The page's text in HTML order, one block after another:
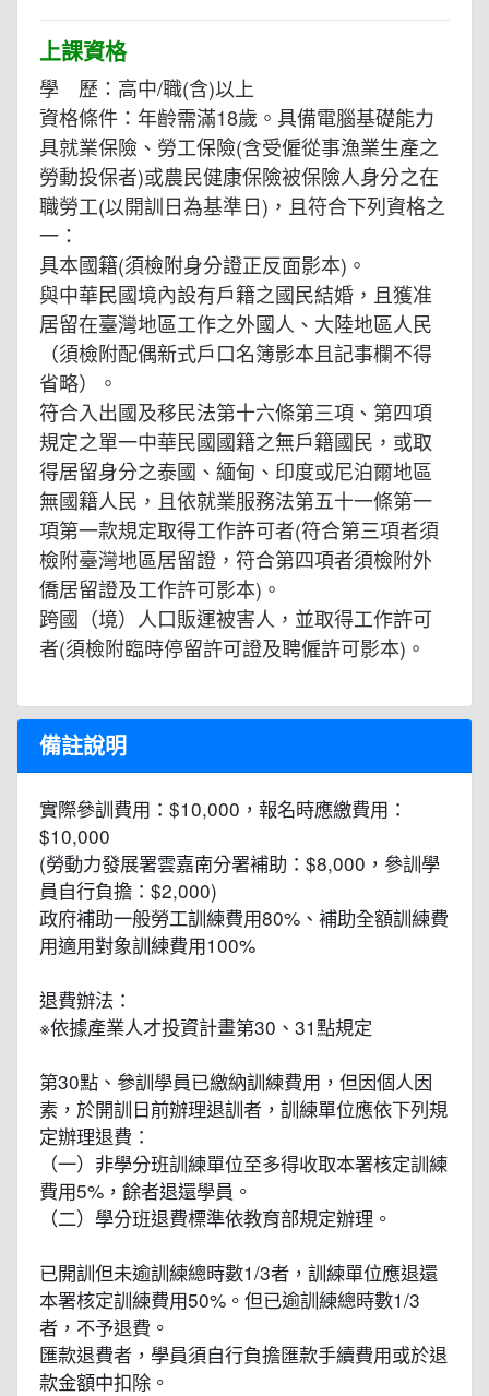
上課資格
學 歷：高中/職(含)以上
資格條件：年齡需滿18歲。具備電腦基礎能力
具就業保險、勞工保險(含受僱從事漁業生產之
勞動投保者)或農民健康保險被保險人身分之在
職勞工(以開訓日為基準日)，且符合下列資格之
一：
具本國籍(須檢附身分證正反面影本)。
與中華民國境內設有戶籍之國民結婚，且獲准
居留在臺灣地區工作之外國人、大陸地區人民
（須檢附配偶新式戶口名簿影本且記事欄不得
省略）。
符合入出國及移民法第十六條第三項、第四項
規定之單一中華民國國籍之無戶籍國民，或取
得居留身分之泰國、緬甸、印度或尼泊爾地區
無國籍人民，且依就業服務法第五十一條第一
項第一款規定取得工作許可者(符合第三項者須
檢附臺灣地區居留證，符合第四項者須檢附外
僑居留證及工作許可影本)。
跨國（境）人口販運被害人，並取得工作許可
者(須檢附臨時停留許可證及聘僱許可影本)。
備註說明
實際參訓費用：$10,000，報名時應繳費用：
$10,000
(勞動力發展署雲嘉南分署補助：$8,000，參訓學
員自行負擔：$2,000)
政府補助一般勞工訓練費用80%、補助全額訓練費
用適用對象訓練費用100%
退費辦法：
※依據產業人才投資計畫第30、31點規定
第30點、參訓學員已繳納訓練費用，但因個人因
素，於開訓日前辦理退訓者，訓練單位應依下列規
定辦理退費：
（一）非學分班訓練單位至多得收取本署核定訓練
費用5%，餘者退還學員。
（二）學分班退費標準依教育部規定辦理。
已開訓但未逾訓練總時數1/3者，訓練單位應退還
本署核定訓練費用50%。但已逾訓練總時數1/3
者，不予退費。
匯款退費者，學員須自行負擔匯款手續費用或於退
款金額中扣除。